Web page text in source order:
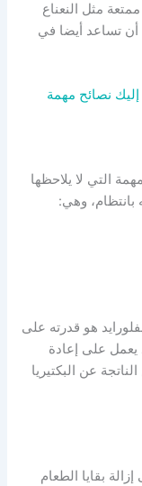
مثل النعناع
أن تساعد أيضا في
نصائح مهمة
التي لا يلاحظها
بانتظام، وهي:
هو قدرته على
يعمل على إعادة
عن البكتيريا
بقايا الطعام